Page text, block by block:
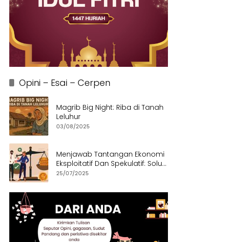
Opini – Esai – Cerpen
Magrib Big Night: Riba di Tanah
Leluhur
03/08/2025
Menjawab Tantangan Ekonomi
Eksploitatif Dan Spekulatif: Solusi
Etis dan Berkeadilan
25/07/2025